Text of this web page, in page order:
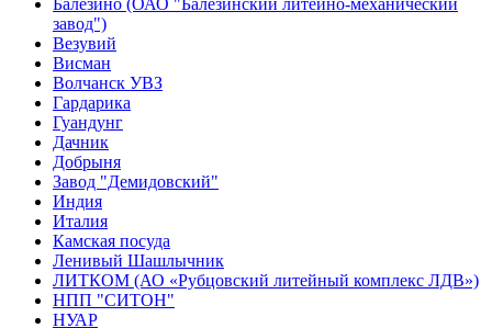
Балезино (ОАО "Балезинский литейно-механический
завод")
Везувий
Висман
Волчанск УВЗ
Гардарика
Гуандунг
Дачник
Добрыня
Завод "Демидовский"
Индия
Италия
Камская посуда
Ленивый Шашлычник
ЛИТКОМ (АО «Рубцовский литейный комплекс ЛДВ»)
НПП "СИТОН"
НУАР